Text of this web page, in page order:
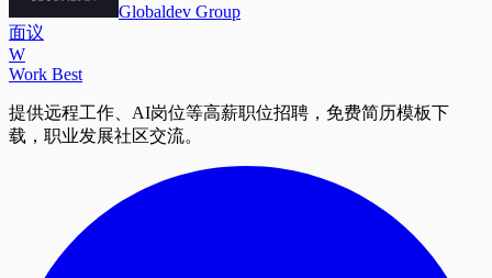
Globaldev Group
面议
W
Work Best
提供远程工作、AI岗位等高薪职位招聘，免费简历模板下
载，职业发展社区交流。